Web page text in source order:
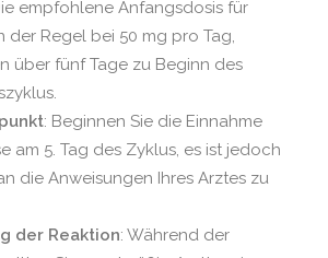
empfohlene Anfangsdosis für
der Regel bei 50 mg pro Tag,
über fünf Tage zu Beginn des
: Beginnen Sie die Einnahme
am 5. Tag des Zyklus, es ist jedoch
die Anweisungen Ihres Arztes zu
der Reaktion: Während der